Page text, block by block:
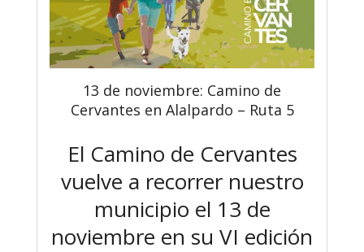
13 de noviembre: Camino de
Cervantes en Alalpardo – Ruta 5
El Camino de Cervantes
vuelve a recorrer nuestro
municipio el 13 de
noviembre en su VI edición